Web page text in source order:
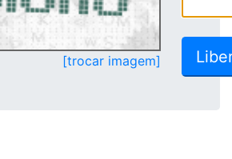
[trocar imagem]